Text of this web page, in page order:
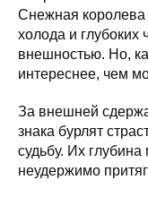
Снежная
холода и глубоких
внешностью. Но,
интереснее, чем
За внешней
знака бурлят
судьбу. Их
неудержимо